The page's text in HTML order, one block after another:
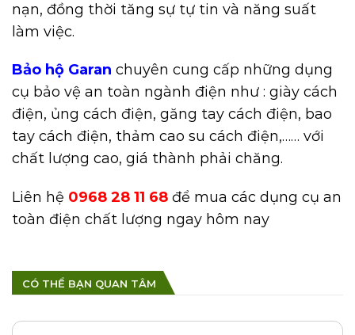
nạn, đồng thời tăng sự tự tin và năng suất
làm việc.
Bảo hộ Garan chuyên cung cấp những dụng
cụ bảo vệ an toàn ngành điện như : giày cách
điện, ủng cách điện, găng tay cách điện, bao
tay cách điện, thảm cao su cách điện,…… với
chất lượng cao, giá thành phải chăng.
Liên hệ 0968 28 11 68 để mua các dụng cụ an
toàn điện chất lượng ngay hôm nay
CÓ THỂ BẠN QUAN TÂM